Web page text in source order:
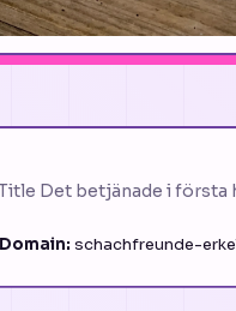
Det betjänade i första
Domain: schachfreunde-